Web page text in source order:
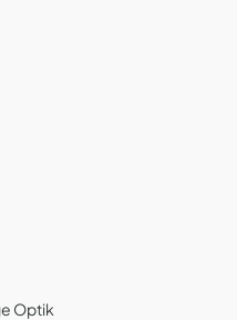
Optik